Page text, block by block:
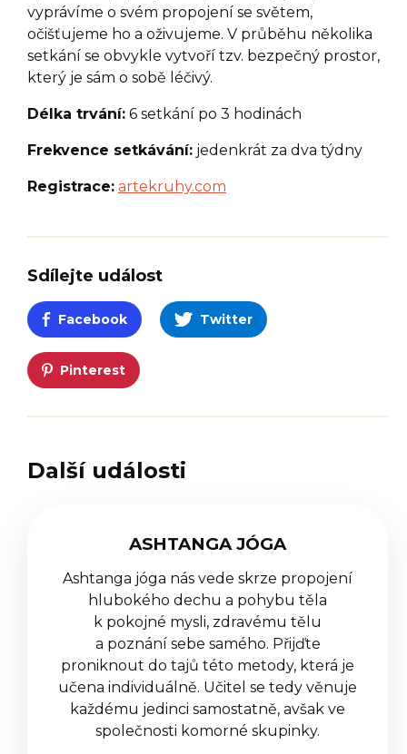
vyprávíme o svém propojení se světem,
očišťujeme ho a oživujeme. V průběhu několika
setkání se obvykle vytvoří tzv. bezpečný prostor,
který je sám o sobě léčivý.
Délka trvání: 6 setkání po 3 hodinách
Frekvence setkávání: jedenkrát za dva týdny
Registrace: artekruhy.com
Sdílejte událost
Facebook Twitter
Pinterest
Další události
ASHTANGA JÓGA
Ashtanga jóga nás vede skrze propojení
hlubokého dechu a pohybu těla
k pokojné mysli, zdravému tělu
a poznání sebe samého. Přijďte
proniknout do tajů této metody, která je
učena individuálně. Učitel se tedy věnuje
každému jedinci samostatně, avšak ve
společnosti komorné skupinky.